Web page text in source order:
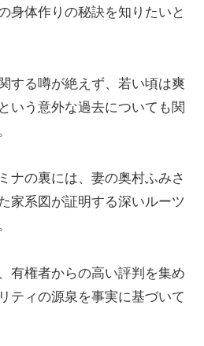
身体作りの秘訣を知りたいと
する噂が絶えず、若い頃は爽
いう意外な過去についても関
ナの裏には、妻の奥村ふみさ
家系図が証明する深いルーツ
有権者からの高い評判を集め
ティの源泉を事実に基づいて